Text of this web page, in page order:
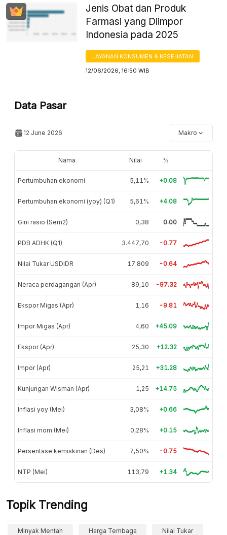
Jenis Obat dan Produk
Farmasi yang Diimpor
Indonesia pada 2025
LAYANAN KONSUMEN & KESEHATAN
12/06/2026, 16:50 WIB
Data Pasar
12 June 2026 Makro
Nama Nilai %
Pertumbuhan ekonomi 5,11% +0.08
Pertumbuhan ekonomi (yoy) (Q1) 5,61% +4.08
Gini rasio (Sem2) 0,38 0.00
PDB ADHK (Q1) 3.447,70 -0.77
Nilai Tukar USDIDR 17.809 -0.64
Neraca perdagangan (Apr) 89,10 -97.32
Ekspor Migas (Apr) 1,16 -9.81
Impor Migas (Apr) 4,60 +45.09
Ekspor (Apr) 25,30 +12.32
Impor (Apr) 25,21 +31.28
Kunjungan Wisman (Apr) 1,25 +14.75
Inflasi yoy (Mei) 3,08% +0.66
Inflasi mom (Mei) 0,28% +0.15
Persentase kemiskinan (Des) 7,50% -0.75
NTP (Mei) 113,79 +1.34
Topik Trending
Minyak Mentah Harga Tembaga Nilai Tukar